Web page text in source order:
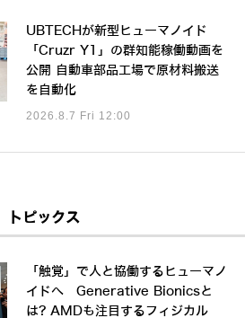
UBTECHが新型ヒューマノイド
「Cruzr Y1」の群知能稼働動画を
公開 自動車部品工場で原材料搬送
を自動化
2026.8.7 Fri 12:00
トピックス
「触覚」で人と協働するヒューマノ
イドへ Generative Bionicsと
は? AMDも注目するフィジカル